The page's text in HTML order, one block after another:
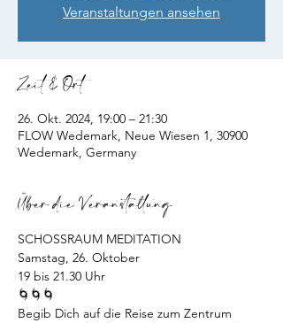
Veranstaltungen ansehen
Zeit & Ort
26. Okt. 2024, 19:00 – 21:30
FLOW Wedemark, Neue Wiesen 1, 30900
Wedemark, Germany
Über die Veranstaltung
SCHOSSRAUM MEDITATION
Samstag, 26. Oktober
19 bis 21.30 Uhr
🌀🌀🌀
Begib Dich auf die Reise zum Zentrum